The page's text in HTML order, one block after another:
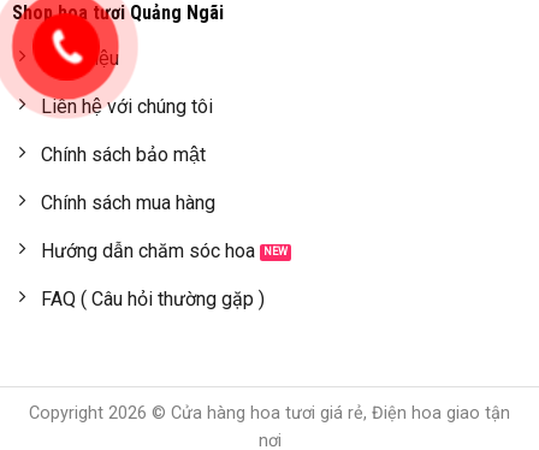
Shop hoa tươi Quảng Ngãi
Giới thiệu
Liên hệ với chúng tôi
Chính sách bảo mật
Chính sách mua hàng
Hướng dẫn chăm sóc hoa
FAQ ( Câu hỏi thường gặp )
Copyright 2026 © Cửa hàng hoa tươi giá rẻ, Điện hoa giao tận
nơi